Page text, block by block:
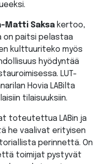
Matti Saksa kertoo,
paitsi pelastaa
kulttuuriteko myös
hyödyntää
LUT-
Hovia LABilta
tilaisuuksiin.
toteutettua LABin ja
he vaalivat erityisen
perinnettä. On
toimijat pystyvät